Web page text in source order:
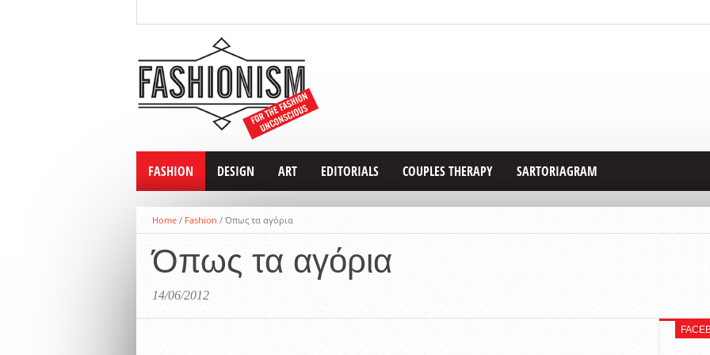
FASHION DESIGN ART EDITORIALS COUPLES THERAPY SARTORIAGRAM
Home / Fashion / Όπως τα αγόρια
Όπως τα αγόρια
14/06/2012